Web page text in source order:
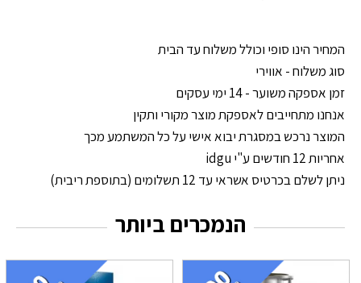
המחיר הינו סופי וכולל משלוח עד הבית
סוג משלוח - אווירי
זמן אספקה משוער - 14 ימי עסקים
אנחנו מתחייבים לאספקת מוצר מקורי ותקין
המוצר נרכש במסגרת יבוא אישי על כל המשתמע מכך
אחריות 12 חודשים ע"י idgu
ניתן לשלם בכרטיס אשראי עד 12 תשלומים (בתוספת ריבית)
הנמכרים ביותר